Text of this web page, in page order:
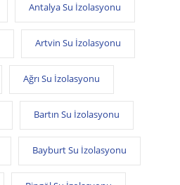
Antalya Su İzolasyonu
Artvin Su İzolasyonu
Ağrı Su İzolasyonu
Bartın Su İzolasyonu
Bayburt Su İzolasyonu